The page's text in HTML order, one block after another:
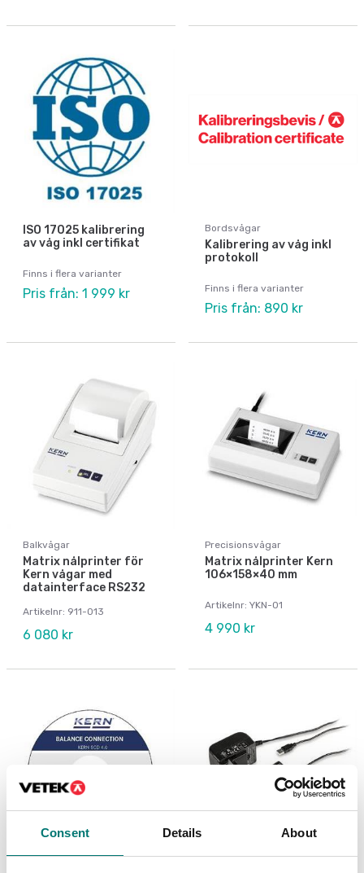
Consent Details About
ISO 17025 kalibrering
av våg inkl certifikat
Finns i flera varianter
Pris från: 1 999 kr
Bordsvågar
Kalibrering av våg inkl
protokoll
Finns i flera varianter
Pris från: 890 kr
Balkvågar
Matrix nålprinter för
Kern vågar med
datainterface RS232
Artikelnr: 911-013
6 080 kr
Precisionsvågar
Matrix nålprinter Kern
106×158×40 mm
Artikelnr: YKN-01
4 990 kr